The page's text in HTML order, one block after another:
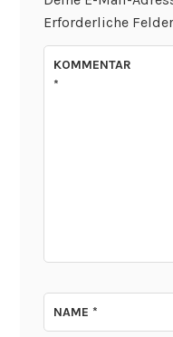
Erforderliche
KOMMENTAR
*
NAME*